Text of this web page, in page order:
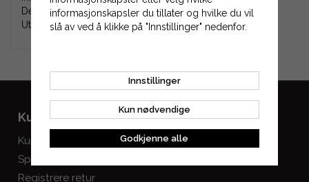
Delingslengde (Ld, Lp, Lw): 987 mm.
Utvendig lengde (La): 1003 mm.
Kundeservice
Kundeservice
Spørsmål og svar
Registrere retur
Mine sider
Logg inn
informasjonskapsler du tillater og hvilke du vil
slå av ved å klikke på "Innstillinger" nedenfor.
Innstillinger
Kun nødvendige
Godkjenne alle